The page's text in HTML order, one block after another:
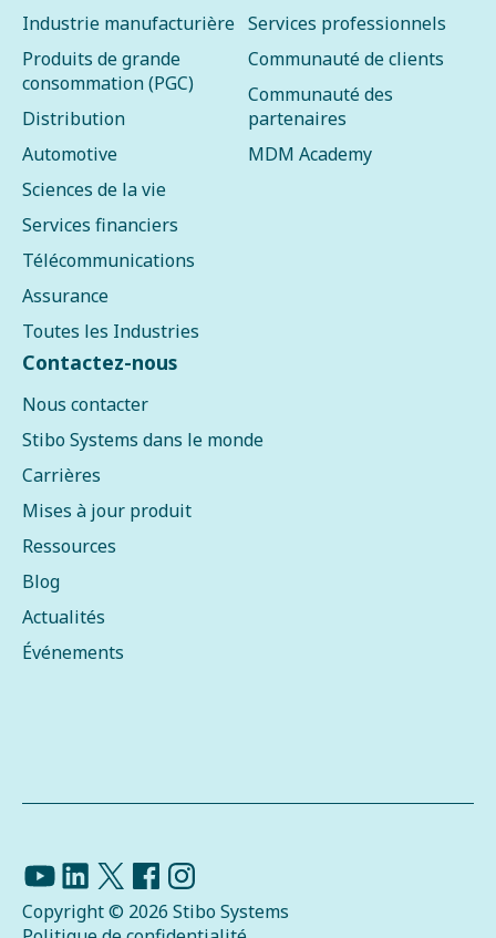
Industrie manufacturière
Produits de grande
consommation (PGC)
Distribution
Automotive
Sciences de la vie
Services financiers
Télécommunications
Assurance
Toutes les Industries
Services professionnels
Communauté de clients
Communauté des
partenaires
MDM Academy
Contactez-nous
Nous contacter
Stibo Systems dans le monde
Carrières
Mises à jour produit
Ressources
Blog
Actualités
Événements
Copyright © 2026 Stibo Systems